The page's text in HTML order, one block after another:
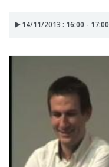
14/11/2013 : 16:00 - 17:00